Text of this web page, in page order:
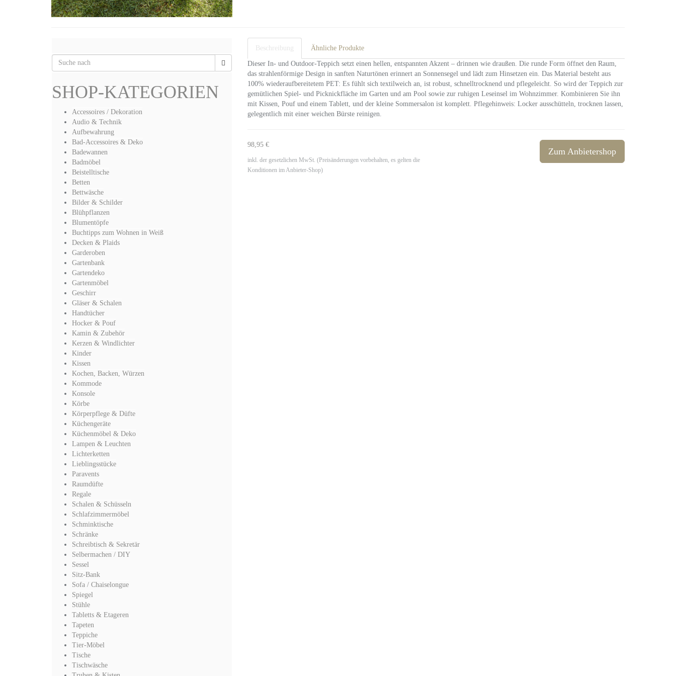
Beschreibung Ähnliche Produkte
Dieser In- und Outdoor-Teppich setzt einen hellen, entspannten Akzent – drinnen wie draußen. Die runde Form öffnet den Raum,
das strahlenförmige Design in sanften Naturtönen erinnert an Sonnensegel und lädt zum Hinsetzen ein. Das Material besteht aus
100% wiederaufbereitetem PET: Es fühlt sich textilweich an, ist robust, schnelltrocknend und pflegeleicht. So wird der Teppich zur
gemütlichen Spiel- und Picknickfläche im Garten und am Pool sowie zur ruhigen Leseinsel im Wohnzimmer. Kombinieren Sie ihn
mit Kissen, Pouf und einem Tablett, und der kleine Sommersalon ist komplett. Pflegehinweis: Locker ausschütteln, trocknen lassen,
gelegentlich mit einer weichen Bürste reinigen.
98,95 €
inkl. der gesetzlichen MwSt. (Preisänderungen vorbehalten, es gelten die
Konditionen im Anbieter-Shop)
Zum Anbietershop
SHOP-KATEGORIEN
Accessoires / Dekoration
Audio & Technik
Aufbewahrung
Bad-Accessoires & Deko
Badewannen
Badmöbel
Beistelltische
Betten
Bettwäsche
Bilder & Schilder
Blühpflanzen
Blumentöpfe
Buchtipps zum Wohnen in Weiß
Decken & Plaids
Garderoben
Gartenbank
Gartendeko
Gartenmöbel
Geschirr
Gläser & Schalen
Handtücher
Hocker & Pouf
Kamin & Zubehör
Kerzen & Windlichter
Kinder
Kissen
Kochen, Backen, Würzen
Kommode
Konsole
Körbe
Körperpflege & Düfte
Küchengeräte
Küchenmöbel & Deko
Lampen & Leuchten
Lichterketten
Lieblingsstücke
Paravents
Raumdüfte
Regale
Schalen & Schüsseln
Schlafzimmermöbel
Schminktische
Schränke
Schreibtisch & Sekretär
Selbermachen / DIY
Sessel
Sitz-Bank
Sofa / Chaiselongue
Spiegel
Stühle
Tabletts & Etageren
Tapeten
Teppiche
Tier-Möbel
Tische
Tischwäsche